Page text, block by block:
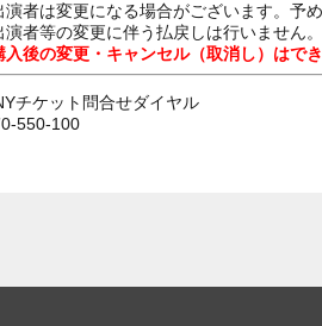
演者は変更になる場合がございます。予
演者等の変更に伴う払戻しは行いません。
入後の変更・キャンセル（取消し）はでき
チケット問合せダイヤル
550-100